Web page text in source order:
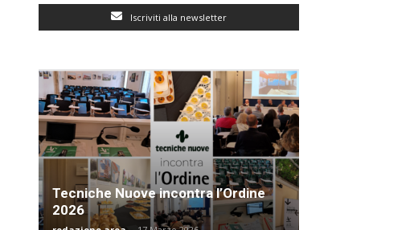
Iscriviti alla newsletter
Tecniche Nuove incontra l’Ordine
2026